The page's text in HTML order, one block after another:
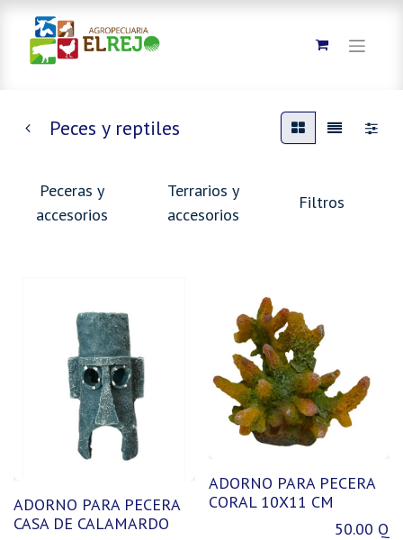
Peces y reptiles
Peceras y
accesorios
Terrarios y
accesorios
Filtros
ADORNO PARA PECERA
CASA DE CALAMARDO
ADORNO PARA PECERA
CORAL 10X11 CM
50.00 Q